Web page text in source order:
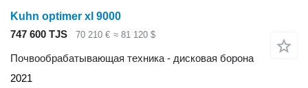
Kuhn optimer xl 9000
747 600 TJS
70 210 € ≈ 81 120 $
Почвообрабатывающая техника - дисковая борона
2021